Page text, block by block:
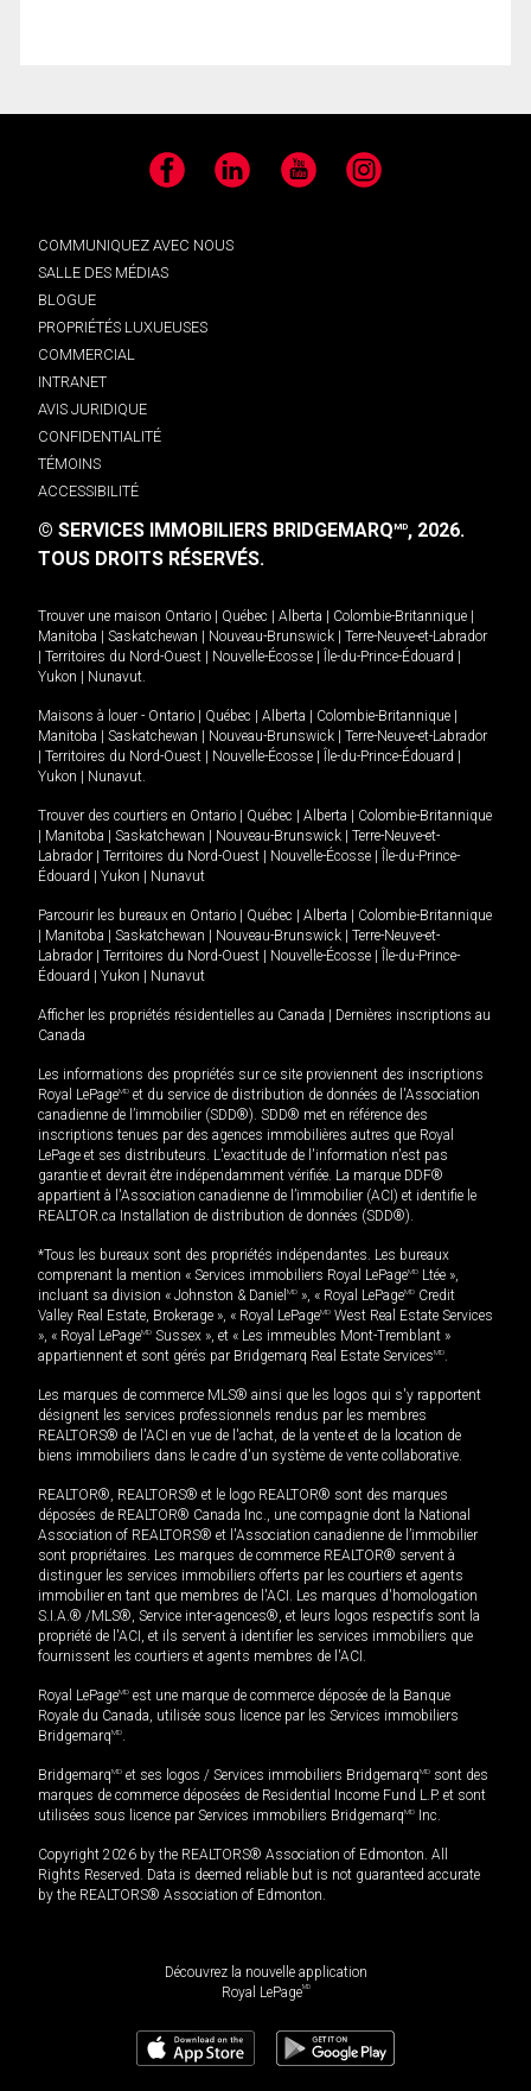
Facebook LinkedIn YouTube Instagram
COMMUNIQUEZ AVEC NOUS
SALLE DES MÉDIAS
BLOGUE
PROPRIÉTÉS LUXUEUSES
COMMERCIAL
INTRANET
AVIS JURIDIQUE
CONFIDENTIALITÉ
TÉMOINS
ACCESSIBILITÉ
© SERVICES IMMOBILIERS BRIDGEMARQMD, 2026.
TOUS DROITS RÉSERVÉS.
Trouver une maison Ontario Québec Alberta Colombie-Britannique
Manitoba
Saskatchewan Nouveau-Brunswick
Terre-Neuve-et-Labrador
Territoires du Nord-Ouest Nouvelle-Écosse Île-du-Prince-Édouard
Yukon
Nunavut.
Maisons à louer - Ontario Québec Alberta Colombie-Britannique
Manitoba
Saskatchewan Nouveau-Brunswick
Terre-Neuve-et-Labrador
Territoires du Nord-Ouest Nouvelle-Écosse Île-du-Prince-Édouard
Yukon
Nunavut.
Trouver des courtiers en Ontario Québec Alberta
Colombie-Britannique
Manitoba Saskatchewan Nouveau-Brunswick
Terre-Neuve-et-
Labrador
Territoires du Nord-Ouest Nouvelle-Écosse
Île-du-Prince-
Édouard
Yukon Nunavut
Parcourir les bureaux en Ontario Québec Alberta
Colombie-Britannique
Manitoba Saskatchewan Nouveau-Brunswick
Terre-Neuve-et-
Labrador
Territoires du Nord-Ouest Nouvelle-Écosse
Île-du-Prince-
Édouard
Yukon Nunavut
Afficher les propriétés résidentielles au Canada
Dernières inscriptions au
Canada
Les informations des propriétés sur ce site proviennent des inscriptions
Royal LePageMD et du service de distribution de données de l'Association
canadienne de l’immobilier (SDD®). SDD® met en référence des
inscriptions tenues par des agences immobilières autres que Royal
LePage et ses distributeurs. L'exactitude de l'information n'est pas
garantie et devrait être indépendamment vérifiée. La marque DDF®
appartient à l'Association canadienne de l’immobilier (ACI) et identifie le
REALTOR.ca Installation de distribution de données (SDD®).
*Tous les bureaux sont des propriétés indépendantes. Les bureaux
comprenant la mention « Services immobiliers Royal LePageMD Ltée »,
incluant sa division « Johnston & Daniel MD », « Royal LePageMD Credit
Valley Real Estate, Brokerage », « Royal LePageMD West Real Estate Services
», « Royal LePageMD Sussex », et « Les immeubles Mont-Tremblant »
appartiennent et sont gérés par Bridgemarq Real Estate ServicesMD.
Les marques de commerce MLS® ainsi que les logos qui s'y rapportent
désignent les services professionnels rendus par les membres
REALTORS® de l'ACI en vue de l'achat, de la vente et de la location de
biens immobiliers dans le cadre d'un système de vente collaborative.
REALTOR®, REALTORS® et le logo REALTOR® sont des marques
déposées de REALTOR® Canada Inc., une compagnie dont la National
Association of REALTORS® et l'Association canadienne de l’immobilier
sont propriétaires. Les marques de commerce REALTOR® servent à
distinguer les services immobiliers offerts par les courtiers et agents
immobilier en tant que membres de l'ACI. Les marques d'homologation
S.I.A.® /MLS®, Service inter-agences®, et leurs logos respectifs sont la
propriété de l'ACI, et ils servent à identifier les services immobiliers que
fournissent les courtiers et agents membres de l'ACI.
Royal LePageMD est une marque de commerce déposée de la Banque
Royale du Canada, utilisée sous licence par les Services immobiliers
BridgemarqMD.
BridgemarqMD et ses logos / Services immobiliers BridgemarqMD sont des
marques de commerce déposées de Residential Income Fund L.P. et sont
utilisées sous licence par Services immobiliers BridgemarqMD Inc.
Copyright 2026 by the REALTORS® Association of Edmonton. All
Rights Reserved. Data is deemed reliable but is not guaranteed accurate
by the REALTORS® Association of Edmonton.
Découvrez la nouvelle application
Royal LePageMD